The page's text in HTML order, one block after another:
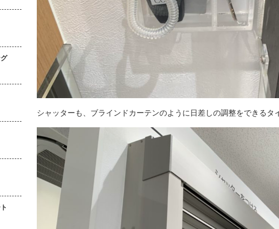
シャッターも、ブラインドカーテンのように日差しの調整をできるタ